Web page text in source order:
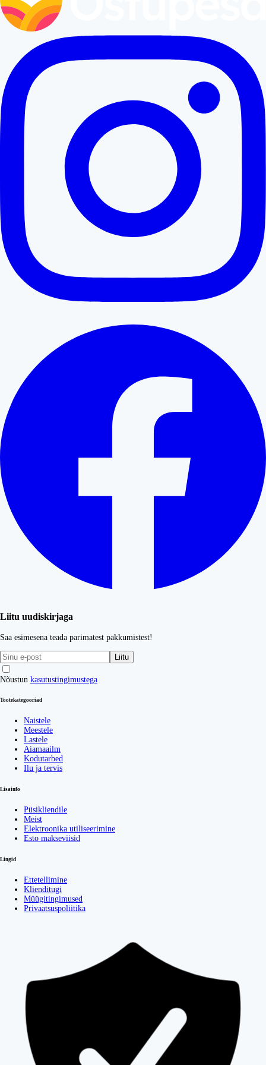
Liitu uudiskirjaga
Saa esimesena teada parimatest pakkumistest!
Liitu
Nõustun kasutustingimustega
Tootekategooriad
Naistele
Meestele
Lastele
Aiamaailm
Kodutarbed
Ilu ja tervis
Lisainfo
Püsikliendile
Meist
Elektroonika utiliseerimine
Esto makseviisid
Lingid
Ettetellimine
Klienditugi
Müügitingimused
Privaatsuspoliitika